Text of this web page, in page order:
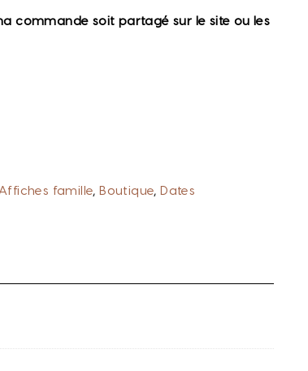
commande soit partagé sur le site ou les
famille, Boutique, Dates